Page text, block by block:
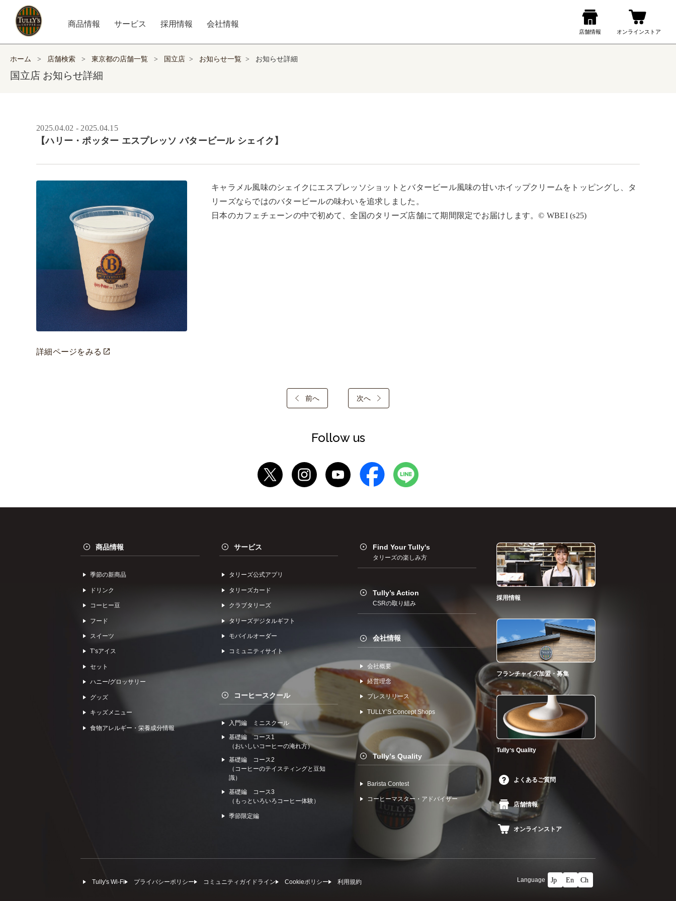
商品情報 サービス 採用情報 会社情報
ホーム > 店舗検索 > 東京都の店舗一覧 > 国立店 > お知らせ一覧 > お知らせ詳細
国立店 お知らせ詳細
2025.04.02 - 2025.04.15
【ハリー・ポッター エスプレッソ バタービール シェイク】
詳細ページをみる
キャラメル風味のシェイクにエスプレッソショットとバタービール風味の甘いホイップクリームをトッピングし、タ
リーズならではのバタービールの味わいを追求しました。
日本のカフェチェーンの中で初めて、全国のタリーズ店舗にて期間限定でお届けします。© WBEI (s25)
前へ 次へ
Follow us
商品情報
季節の新商品
ドリンク
コーヒー⾖
フード
スイーツ
Tʼsアイス
セット
ハニー/グロッサリー
グッズ
キッズメニュー
食物アレルギー・栄養成分情報
サービス
タリーズ公式アプリ
タリーズカード
クラブタリーズ
タリーズデジタルギフト
モバイルオーダー
コミュニティサイト
コーヒースクール
入門編 ミニスクール
基礎編 コース1
（おいしいコーヒーの淹れ方）
基礎編 コース2
（コーヒーのテイスティングと豆知
識）
基礎編 コース3
（もっといろいろコーヒー体験）
季節限定編
Find Your Tully's
タリーズの楽しみ方
Tully’s Action
CSRの取り組み
会社情報
会社概要
経営理念
プレスリリース
TULLYʼS Concept Shops
Tullyʼs Quality
Barista Contest
コーヒーマスター・アドバイザー
採用情報
フランチャイズ加盟・募集
Tullyʼs Quality
よくあるご質問
店舗情報
オンラインストア
Tully's Wi-Fi プライバシーポリシー コミュニティガイドライン Cookieポリシー 利⽤規約 Language